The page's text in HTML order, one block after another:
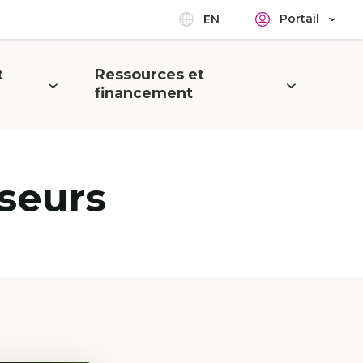
EN Portail
Ouvrir
Ressources et
financement